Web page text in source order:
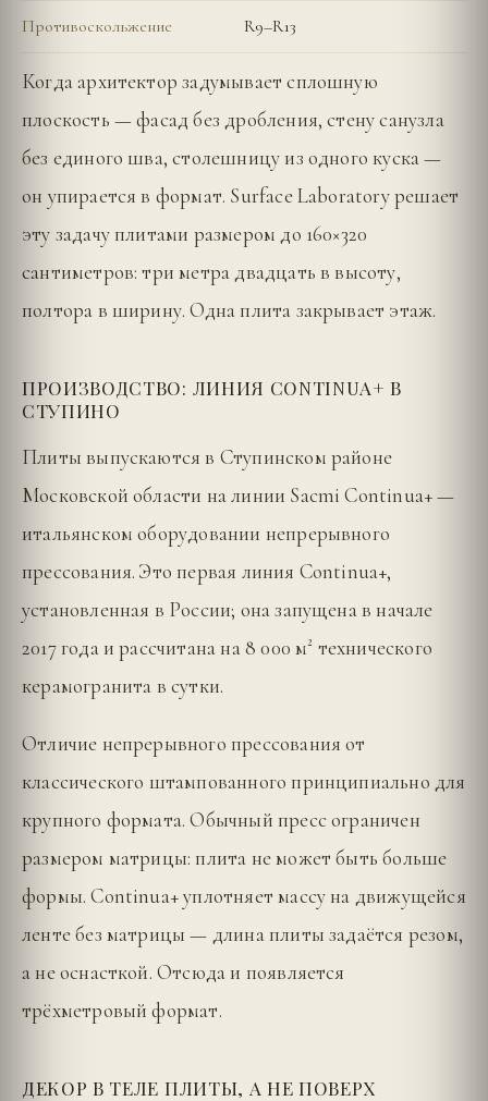
Противоскольжение R9–R13
Когда архитектор задумывает сплошную
плоскость — фасад без дробления, стену санузла
без единого шва, столешницу из одного куска —
он упирается в формат. Surface Laboratory решает
эту задачу плитами размером до 160×320
сантиметров: три метра двадцать в высоту,
полтора в ширину. Одна плита закрывает этаж.
ПРОИЗВОДСТВО: ЛИНИЯ CONTINUA+ В
СТУПИНО
Плиты выпускаются в Ступинском районе
Московской области на линии Sacmi Continua+ —
итальянском оборудовании непрерывного
прессования. Это первая линия Continua+,
установленная в России; она запущена в начале
2017 года и рассчитана на 8 000 м² технического
керамогранита в сутки.
Отличие непрерывного прессования от
классического штампованного принципиально для
крупного формата. Обычный пресс ограничен
размером матрицы: плита не может быть больше
формы. Continua+ уплотняет массу на движущейся
ленте без матрицы — длина плиты задаётся резом,
а не оснасткой. Отсюда и появляется
трёхметровый формат.
ДЕКОР В ТЕЛЕ ПЛИТЫ, А НЕ ПОВЕРХ